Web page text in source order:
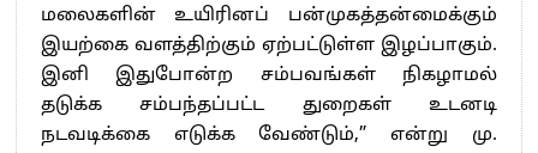
மலைகளின் உயிரினப் பன்முகத்தன்மைக்கும்
இயற்கை வளத்திற்கும் ஏற்பட்டுள்ள இழப்பாகும்.
இனி இதுபோன்ற சம்பவங்கள் நிகழாமல்
தடுக்க சம்பந்தப்பட்ட துறைகள் உடனடி
நடவடிக்கை எடுக்க வேண்டும்,” என்று மு.